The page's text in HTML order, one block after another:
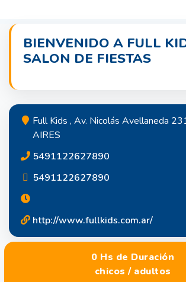
BIENVENIDO A FULL
SALON DE FIESTAS
Full Kids , Av. Nicolás Avellaneda
AIRES
5491122627890
5491122627890
http://www.fullkids.com.ar/
0 Hs de Duración
chicos / adultos